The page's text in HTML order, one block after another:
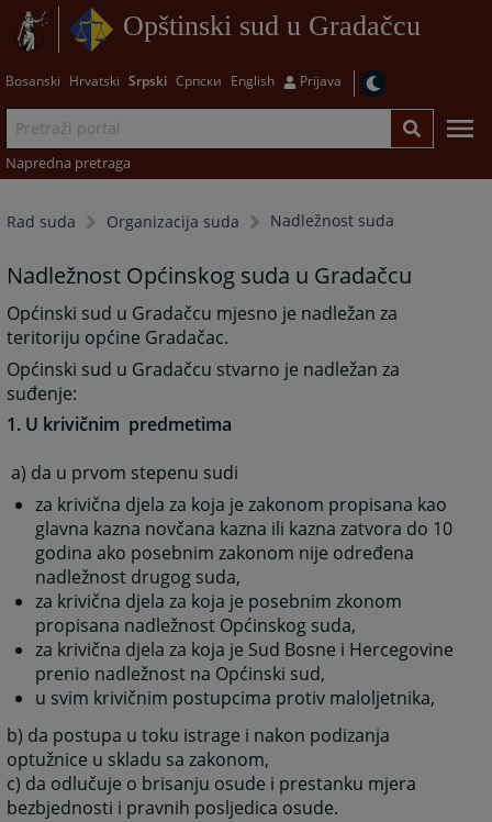
Opštinski sud u Gradačcu
Bosanski Hrvatski Srpski Српски English Prijava
Napredna pretraga
Rad suda Organizacija suda Nadležnost suda
Nadležnost Općinskog suda u Gradačcu
Općinski sud u Gradačcu mjesno je nadležan za
teritoriju općine Gradačac.
Općinski sud u Gradačcu stvarno je nadležan za
suđenje:
1. U krivičnim predmetima
a) da u prvom stepenu sudi
za krivična djela za koja je zakonom propisana kao
glavna kazna novčana kazna ili kazna zatvora do 10
godina ako posebnim zakonom nije određena
nadležnost drugog suda,
za krivična djela za koja je posebnim zkonom
propisana nadležnost Općinskog suda,
za krivična djela za koja je Sud Bosne i Hercegovine
prenio nadležnost na Općinski sud,
u svim krivičnim postupcima protiv maloljetnika,
b) da postupa u toku istrage i nakon podizanja
optužnice u skladu sa zakonom,
c) da odlučuje o brisanju osude i prestanku mjera
bezbjednosti i pravnih posljedica osude.